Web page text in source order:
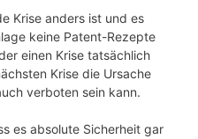
Krise anders ist und es
keine Patent-Rezepte
einen Krise tatsächlich
Krise die Ursache
verboten sein kann.
es absolute Sicherheit gar